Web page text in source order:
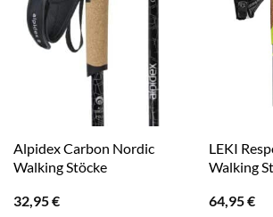
Alpidex Carbon Nordic
Walking Stöcke
32,95€
LEKI
Walking
64,95€